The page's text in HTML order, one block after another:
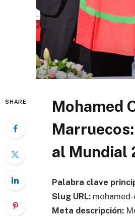
SHARE
Mohamed
al Mundial
Palabra clave
Slug URL:
Meta descripción: